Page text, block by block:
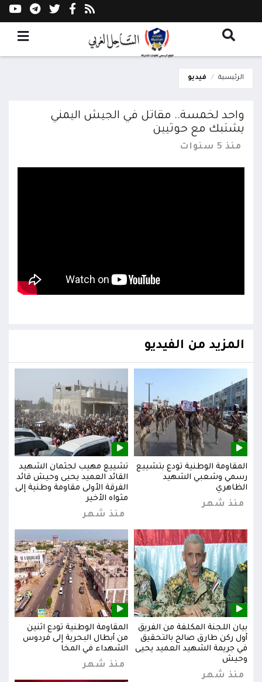
الرئيسية فيديو
واحد لخمسة.. مقاتل في الجيش اليمني
يشتبك مع حوثيين
منذ 5 سنوات
المزيد من الفيديو
المقاومة الوطنية تودع بتشييع
رسمي وشعبي الشهيد
الظاهري
منذ شهر
تشييع مهيب لجثمان الشهيد
القائد العميد يحيى وحيش قائد
الفرقة الأولى مقاومة وطنية إلى
مثواه الأخير
منذ شهر
بيان اللجنة المكلفة من الفريق
أول ركن طارق صالح بالتحقيق
في جريمة الشهيد العميد يحيى
وحيش
منذ شهر
المقاومة الوطنية تودع اثنين
من أبطال البحرية إلى فردوس
الشهداء في المخا
منذ شهر